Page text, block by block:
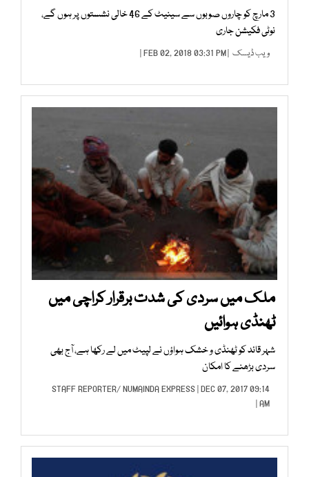
3 مارچ کو چاروں صوبوں سے سینیٹ کے 46 خالی نشستوں پر ہوں گے،
نوٹی فکیشن جاری
ویب ڈیسک
ملک میں سردی کی شدت برقرار کراچی میں
ٹھنڈی ہوائیں
شہر قائد کو ٹھنڈی و خشک ہواؤں نے لپیٹ میں لے رکھا ہے، آج بھی
سردی بڑھنے کا امکان
STAFF REPORTER/NUMAINDA EXPRESS | DEC 07, 2017 09:14
AM |